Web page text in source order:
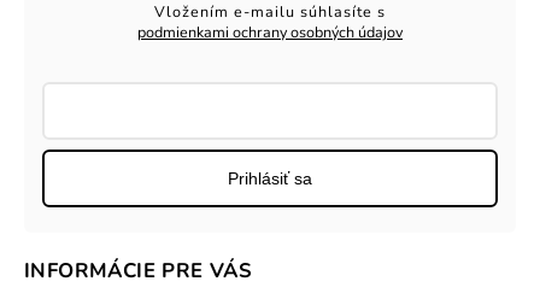
Vložením e-mailu súhlasíte s
podmienkami ochrany osobných údajov
Prihlásiť sa
INFORMÁCIE PRE VÁS